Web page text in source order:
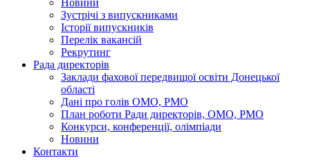
Новини
Зустрічі з випускниками
Історії випускників
Перелік вакансій
Рекрутинг
Рада директорів
Заклади фахової передвищої освіти Донецької
області
Дані про голів ОМО, РМО
План роботи Ради директорів, ОМО, РМО
Конкурси, конференції, олімпіади
Новини
Контакти